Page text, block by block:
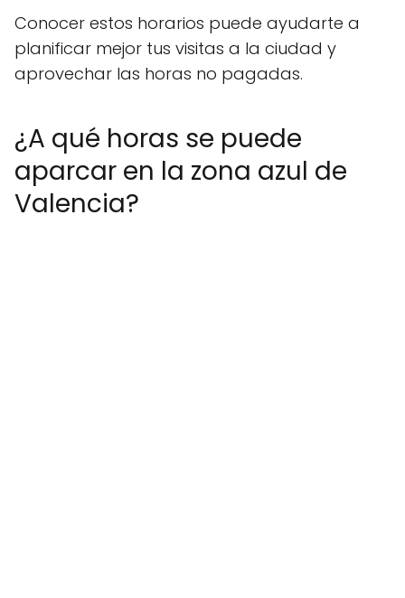
Conocer estos horarios puede ayudarte a
planificar mejor tus visitas a la ciudad y
aprovechar las horas no pagadas.
¿A qué horas se puede
aparcar en la zona azul de
Valencia?